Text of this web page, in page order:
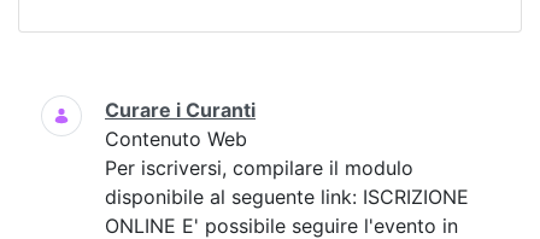
Ricerca
Curare i Curanti
Contenuto Web
Per iscriversi, compilare il modulo
disponibile al seguente link: ISCRIZIONE
ONLINE E' possibile seguire l'evento in